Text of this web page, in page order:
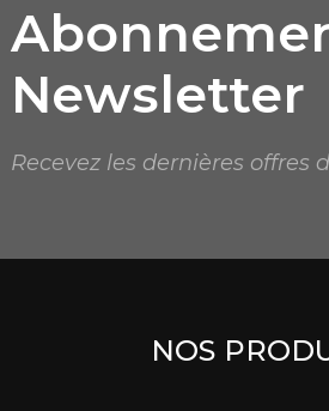
Newsletter
Recevez les dernières offres
NOS